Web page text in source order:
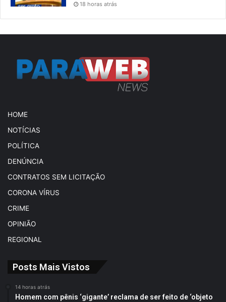
18 horas atrás
HOME
NOTÍCIAS
POLÍTICA
DENÚNCIA
CONTRATOS SEM LICITAÇÃO
CORONA VÍRUS
CRIME
OPINIÃO
REGIONAL
Posts Mais Vistos
14 horas atrás
Homem com pênis ‘gigante’ reclama de ser feito de ‘objeto